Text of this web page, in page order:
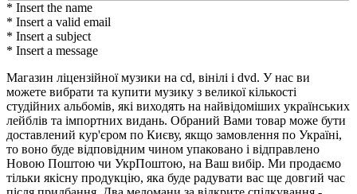
* Insert the name
* Insert a valid email
* Insert a subject
* Insert a message
Магазин ліцензійної музики на cd, вінілі і dvd. У нас ви
можете вибрати та купити музику з великої кількості
студійних альбомів, які виходять на найвідоміших українських
лейблів та імпортних видань. Обраний Вами товар може бути
доставлений кур'єром по Києву, якщо замовлення по Україні,
то воно буде відповідним чином упаковано і відправлено
Новою Поштою чи УкрПоштою, на Ваш вибір. Ми продаємо
тільки якісну продукцію, яка буде радувати вас ще довгий час